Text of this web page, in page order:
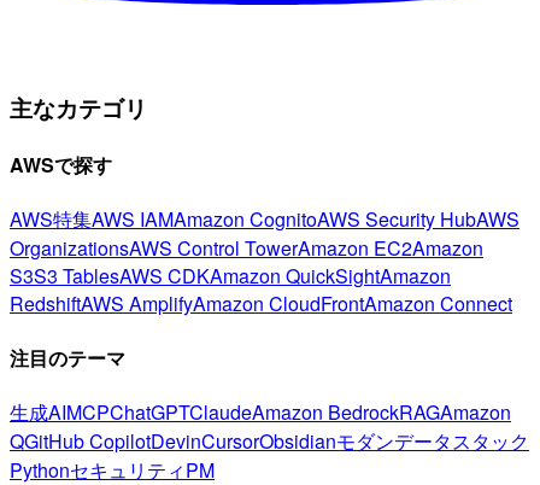
主なカテゴリ
AWSで探す
AWS特集AWS IAMAmazon CognitoAWS Security HubAWS
OrganizationsAWS Control TowerAmazon EC2Amazon
S3S3 TablesAWS CDKAmazon QuickSightAmazon
RedshiftAWS AmplifyAmazon CloudFrontAmazon Connect
注目のテーマ
生成AIMCPChatGPTClaudeAmazon BedrockRAGAmazon
QGitHub CopilotDevinCursorObsidianモダンデータスタック
PythonセキュリティPM